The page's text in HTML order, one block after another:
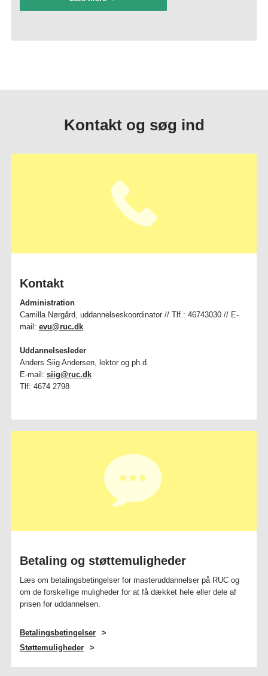
Kontakt og søg ind
Kontakt
Administration
Camilla Nørgård, uddannelseskoordinator // Tlf.: 46743030 // E-
mail: evu@ruc.dk
Uddannelsesleder
Anders Siig Andersen, lektor og ph.d.
E-mail: siig@ruc.dk
Tlf: 4674 2798
Betaling og støttemuligheder
Læs om betalingsbetingelser for masteruddannelser på RUC og
om de forskellige muligheder for at få dækket hele eller dele af
prisen for uddannelsen.
Betalingsbetingelser
Støttemuligheder